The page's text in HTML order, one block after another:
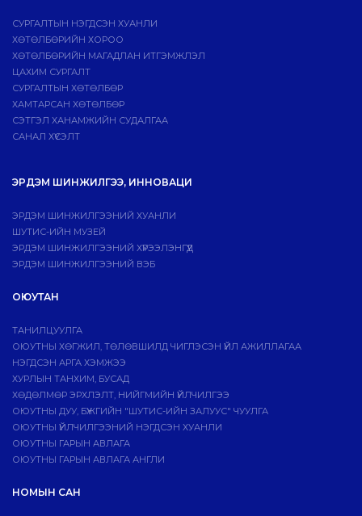
СУРГАЛТЫН НЭГДСЭН ХУАНЛИ
ХӨТӨЛБӨРИЙН ХОРОО
ХӨТӨЛБӨРИЙН МАГАДЛАН ИТГЭМЖЛЭЛ
ЦАХИМ СУРГАЛТ
СУРГАЛТЫН ХӨТӨЛБӨР
ХАМТАРСАН ХӨТӨЛБӨР
СЭТГЭЛ ХАНАМЖИЙН СУДАЛГАА
САНАЛ ХҮСЭЛТ
ЭРДЭМ ШИНЖИЛГЭЭ, ИННОВАЦИ
ЭРДЭМ ШИНЖИЛГЭЭНИЙ ХУАНЛИ
ШУТИС-ИЙН МУЗЕЙ
ЭРДЭМ ШИНЖИЛГЭЭНИЙ ХҮРЭЭЛЭНГҮҮД
ЭРДЭМ ШИНЖИЛГЭЭНИЙ ВЭБ
ОЮУТАН
ТАНИЛЦУУЛГА
ОЮУТНЫ ХӨГЖИЛ, ТӨЛӨВШИЛД ЧИГЛЭСЭН ҮЙЛ АЖИЛЛАГАА
НЭГДСЭН АРГА ХЭМЖЭЭ
ХУРЛЫН ТАНХИМ, БУСАД
ХӨДӨЛМӨР ЭРХЛЭЛТ, НИЙГМИЙН ҮЙЛЧИЛГЭЭ
ОЮУТНЫ ДУУ, БҮЖГИЙН "ШУТИС-ИЙН ЗАЛУУС" ЧУУЛГА
ОЮУТНЫ ҮЙЛЧИЛГЭЭНИЙ НЭГДСЭН ХУАНЛИ
ОЮУТНЫ ГАРЫН АВЛАГА
ОЮУТНЫ ГАРЫН АВЛАГА АНГЛИ
НОМЫН САН